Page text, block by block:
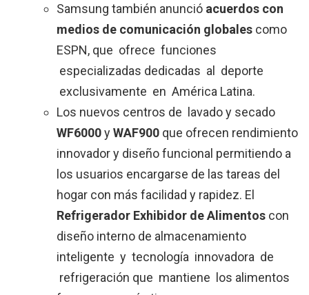
Samsung también anunció acuerdos con
medios de comunicación globales como
ESPN, que ofrece funciones
especializadas dedicadas al deporte
exclusivamente en América Latina.
Los nuevos centros de lavado y secado
WF6000yWAF900 que ofrecen rendimiento
innovador y diseño funcional permitiendo a
los usuarios encargarse de las tareas del
hogar con más facilidad y rapidez. El
Refrigerador Exhibidor de Alimentos con
diseño interno de almacenamiento
inteligente y tecnología innovadora de
refrigeración que mantiene los alimentos